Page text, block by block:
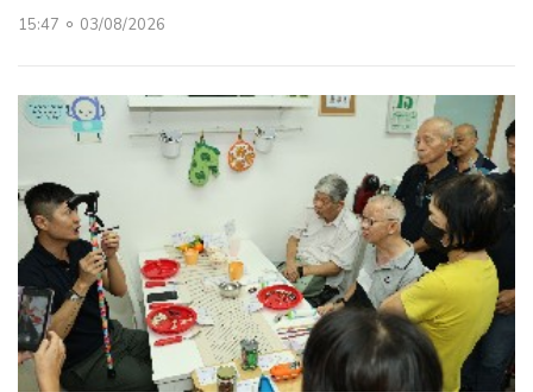
15:47 03/08/2026